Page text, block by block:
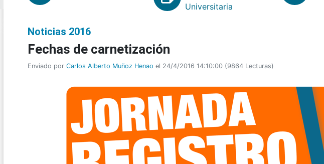
Universitaria
Noticias 2016
Fechas de carnetización
Enviado por Carlos Alberto Muñoz Henao el 24/4/2016 14:10:00 (9864 Lecturas)